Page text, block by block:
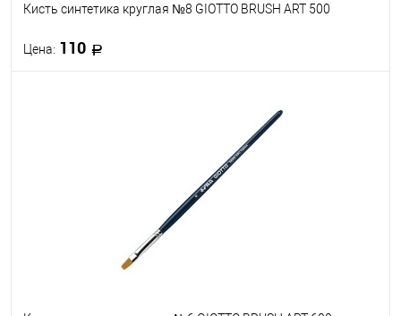
Кисть синтетика круглая №8 GIOTTO BRUSH ART 500
Цена: 110
В наличии